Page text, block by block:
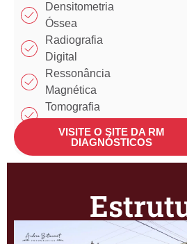
Densitometria
Óssea
Radiografia
Digital
Ressonância
Magnética
Tomografia
Ultrassonografia
VISITE O SITE DA RM
DIAGNÓSTICOS